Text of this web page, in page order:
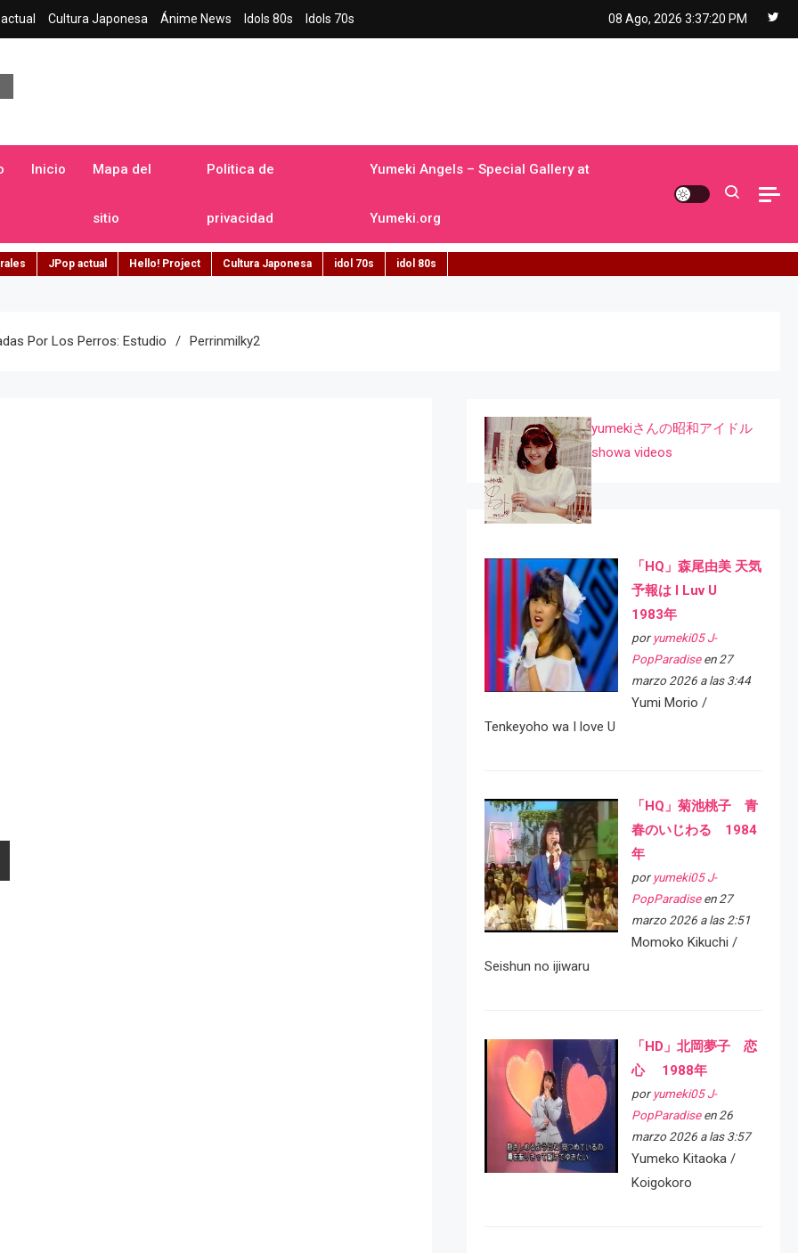
Cultura Japonesa Ánime News Idols 80s Idols 70s 08 Ago, 2026 3:37:21 PM
Inicio Mapa del
sitio
Politica de
privacidad
Yumeki Angels – Special Gallery at
Yumeki.org
JPop actual Hello! Project Cultura Japonesa idol 70s idol 80s
Por Los Perros: Estudio Perrinmilky2
yumekiさんの昭和アイドル
showa videos
「HQ」森尾由美 天気
予報は I Luv U
1983年
por yumeki05 J-
PopParadiseen 27
marzo 2026 a las 3:44
Yumi Morio /
Tenkeyoho wa I love U
「HQ」菊池桃子 青
春のいじわる 1984
年
por yumeki05 J-
PopParadiseen 27
marzo 2026 a las 2:51
Momoko Kikuchi /
Seishun no ijiwaru
「HD」北岡夢子 恋
心 1988年
por yumeki05 J-
PopParadiseen 26
marzo 2026 a las 3:57
Yumeko Kitaoka /
Koigokoro